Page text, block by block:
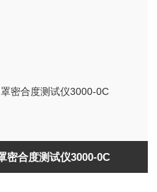
密合度测试仪3000-0C